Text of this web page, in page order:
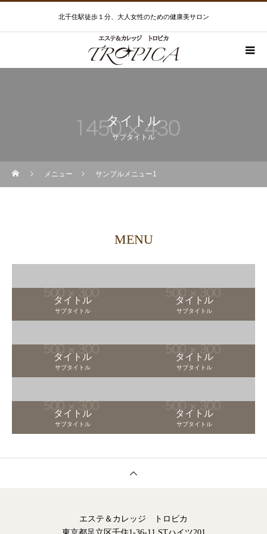
北千住駅徒歩１分、大人女性のための健康美サロン
タイトル
サブタイトル
メニュー サンプルメニュー1
MENU
タイトル
サブタイトル
タイトル
サブタイトル
タイトル
サブタイトル
タイトル
サブタイトル
タイトル
サブタイトル
タイトル
サブタイトル
エステ＆カレッジ トロピカ